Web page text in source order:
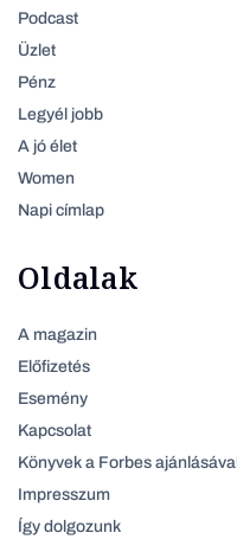
Podcast
Üzlet
Pénz
Legyél jobb
A jó élet
Women
Napi címlap
Oldalak
A magazin
Előfizetés
Esemény
Kapcsolat
Könyvek a Forbes ajánlásával
Impresszum
Így dolgozunk